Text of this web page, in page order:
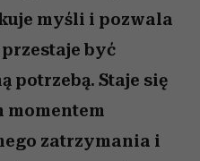
myśli i pozwala
być
potrzebą. Staje się
momentem
zatrzymania i